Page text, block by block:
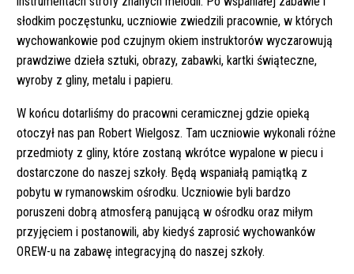
słodkim poczęstunku, uczniowie zwiedzili pracownie, w których
wychowankowie pod czujnym okiem instruktorów wyczarowują
prawdziwe dzieła sztuki, obrazy, zabawki, kartki świąteczne,
wyroby z gliny, metalu i papieru.
W końcu dotarliśmy do pracowni ceramicznej gdzie opieką
otoczył nas pan Robert Wielgosz. Tam uczniowie wykonali różne
przedmioty z gliny, które zostaną wkrótce wypalone w piecu i
dostarczone do naszej szkoły. Będą wspaniałą pamiątką z
pobytu w rymanowskim ośrodku. Uczniowie byli bardzo
poruszeni dobrą atmosferą panującą w ośrodku oraz miłym
przyjęciem i postanowili, aby kiedyś zaprosić wychowanków
OREW-u na zabawę integracyjną do naszej szkoły.